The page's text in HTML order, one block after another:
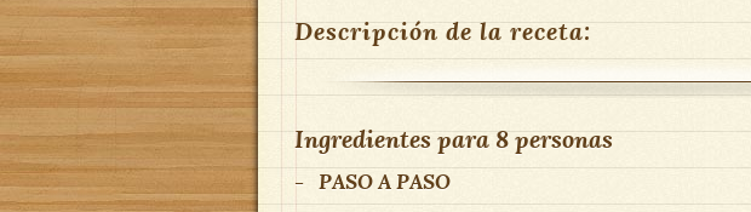
Descripción de la receta:
Ingredientes para8 personas
- PASO A PASO